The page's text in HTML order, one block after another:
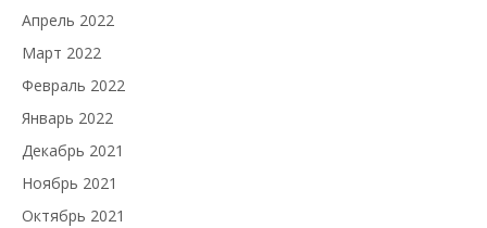
Апрель 2022
Март 2022
Февраль 2022
Январь 2022
Декабрь 2021
Ноябрь 2021
Октябрь 2021